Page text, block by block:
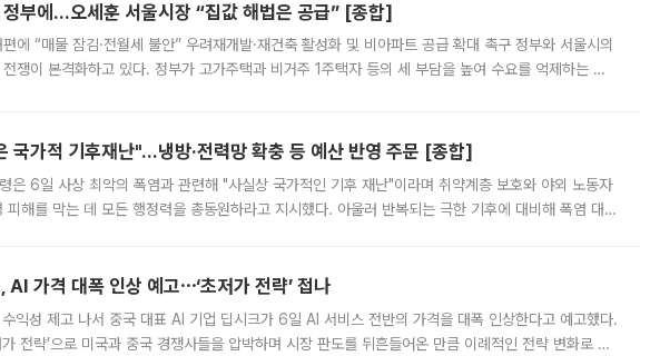
정부에…오세훈 서울시장 “집값 해법은 공급” [종합]
에 “매물 잠김·전월세 불안” 우려재개발·재건축 활성화 및 비아파트 공급 확대 촉구 정부와 서울시의
쟁이 본격화하고 있다. 정부가 고가주택과 비거주 1주택자 등의 세 부담을 높여 수요를 억제하는 카
국가적 기후재난"…냉방·전력망 확충 등 예산 반영 주문 [종합]
은 6일 사상 최악의 폭염과 관련해 "사실상 국가적인 기후 재난"이라며 취약계층 보호와 야외 노동자
피해를 막는 데 모든 행정력을 총동원하라고 지시했다. 아울러 반복되는 극한 기후에 대비해 폭염 대응
AI 가격 대폭 인상 예고⋯‘초저가 전략’ 접나
수익성 제고 나서 중국 대표 AI 기업 딥시크가 6일 AI 서비스 전반의 가격을 대폭 인상한다고 예고했다.
가 전략’으로 미국과 중국 경쟁사들을 압박하며 시장 판도를 뒤흔들어온 만큼 이례적인 전략 변화로 평